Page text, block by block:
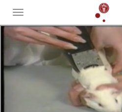
Toggle
menu